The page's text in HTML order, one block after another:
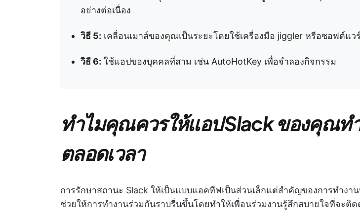
อย่างต่อเนื่อง
วิธี 5: เคลื่อนเมาส์ของคุณเป็นระยะโดยใช้เครื่องมือ jiggler หรือซอฟต์แวร์
วิธี 6: ใช้แอปของบุคคลที่สาม เช่น AutoHotKey เพื่อจำลองกิจกรรม
ทำไมคุณควรให้แอป Slack ของคุณท
ตลอดเวลา
การรักษาสถานะ Slack ให้เป็นแบบแอคทีฟเป็นส่วนเล็กแต่สำคัญของการทำงา
ช่วยให้การทำงานร่วมกันราบรื่นขึ้นโดยทำให้เพื่อนร่วมงานรู้สึกสบายใจที่จะติ